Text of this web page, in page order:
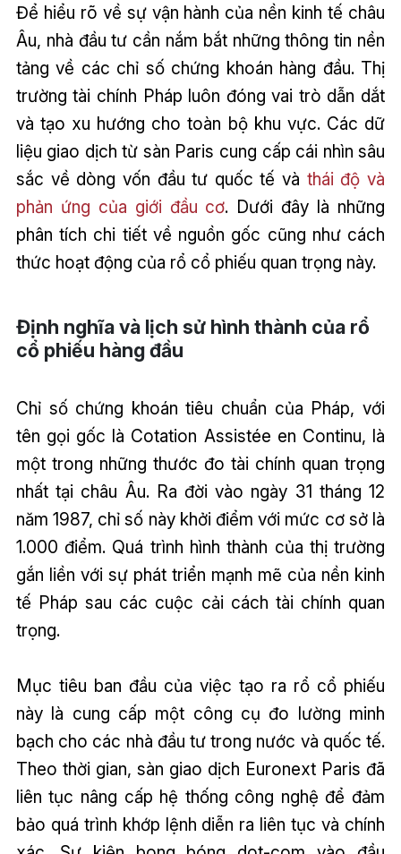
Để hiểu rõ về sự vận hành của nền kinh tế châu
Âu, nhà đầu tư cần nắm bắt những thông tin nền
tảng về các chỉ số chứng khoán hàng đầu. Thị
trường tài chính Pháp luôn đóng vai trò dẫn dắt
và tạo xu hướng cho toàn bộ khu vực. Các dữ
liệu giao dịch từ sàn Paris cung cấp cái nhìn sâu
sắc về dòng vốn đầu tư quốc tế và thái độ và
phản ứng của giới đầu cơ. Dưới đây là những
phân tích chi tiết về nguồn gốc cũng như cách
thức hoạt động của rổ cổ phiếu quan trọng này.
Định nghĩa và lịch sử hình thành của rổ
cổ phiếu hàng đầu
Chỉ số chứng khoán tiêu chuẩn của Pháp, với
tên gọi gốc là Cotation Assistée en Continu, là
một trong những thước đo tài chính quan trọng
nhất tại châu Âu. Ra đời vào ngày 31 tháng 12
năm 1987, chỉ số này khởi điểm với mức cơ sở là
1.000 điểm. Quá trình hình thành của thị trường
gắn liền với sự phát triển mạnh mẽ của nền kinh
tế Pháp sau các cuộc cải cách tài chính quan
trọng.
Mục tiêu ban đầu của việc tạo ra rổ cổ phiếu
này là cung cấp một công cụ đo lường minh
bạch cho các nhà đầu tư trong nước và quốc tế.
Theo thời gian, sàn giao dịch Euronext Paris đã
liên tục nâng cấp hệ thống công nghệ để đảm
bảo quá trình khớp lệnh diễn ra liên tục và chính